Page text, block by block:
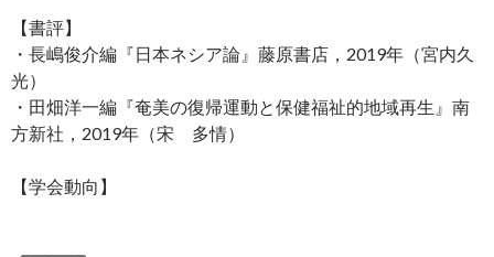
【書評】
・長嶋俊介編『日本ネシア論』藤原書店，2019年（宮内久
光）
・田畑洋一編『奄美の復帰運動と保健福祉的地域再生』南
方新社，2019年（宋 多情）
【学会動向】